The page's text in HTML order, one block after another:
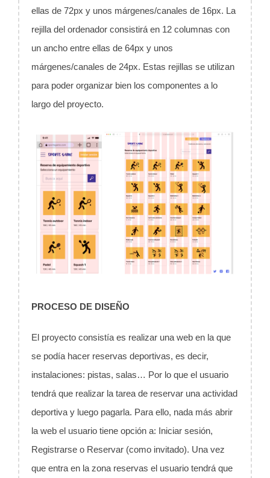
ellas de 72px y unos márgenes/canales de 16px. La
rejilla del ordenador consistirá en 12 columnas con
un ancho entre ellas de 64px y unos
márgenes/canales de 24px. Estas rejillas se utilizan
para poder organizar bien los componentes a lo
largo del proyecto.
PROCESO DE DISEÑO
El proyecto consistía es realizar una web en la que
se podía hacer reservas deportivas, es decir,
instalaciones: pistas, salas… Por lo que el usuario
tendrá que realizar la tarea de reservar una actividad
deportiva y luego pagarla. Para ello, nada más abrir
la web el usuario tiene opción a: Iniciar sesión,
Registrarse o Reservar (como invitado). Una vez
que entra en la zona reservas el usuario tendrá que